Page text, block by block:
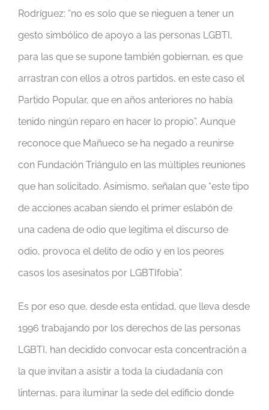
Rodríguez: “no es solo que se nieguen a tener un
gesto simbólico de apoyo a las personas LGBTI,
para las que se supone también gobiernan, es que
arrastran con ellos a otros partidos, en este caso el
Partido Popular, que en años anteriores no había
tenido ningún reparo en hacer lo propio”. Aunque
reconoce que Mañueco se ha negado a reunirse
con Fundación Triángulo en las múltiples reuniones
que han solicitado. Asimismo, señalan que “este tipo
de acciones acaban siendo el primer eslabón de
una cadena de odio que legitima el discurso de
odio, provoca el delito de odio y en los peores
casos los asesinatos por LGBTIfobia”.
Es por eso que, desde esta entidad, que lleva desde
1996 trabajando por los derechos de las personas
LGBTI, han decidido convocar esta concentración a
la que invitan a asistir a toda la ciudadanía con
linternas, para iluminar la sede del edificio donde